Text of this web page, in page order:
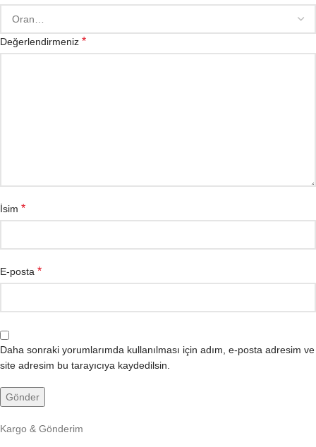
Değerlendirmeniz *
İsim *
E-posta *
Daha sonraki yorumlarımda kullanılması için adım, e-posta adresim ve
site adresim bu tarayıcıya kaydedilsin.
Kargo & Gönderim